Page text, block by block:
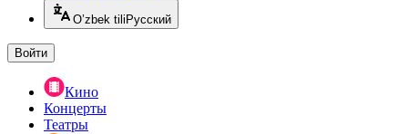
O’zbek tili Русский
Войти
Кино
Концерты
Театры